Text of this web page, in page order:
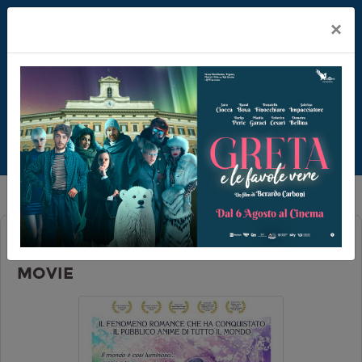
THE DANGERS IN MY HEART - THE
MOVIE
×